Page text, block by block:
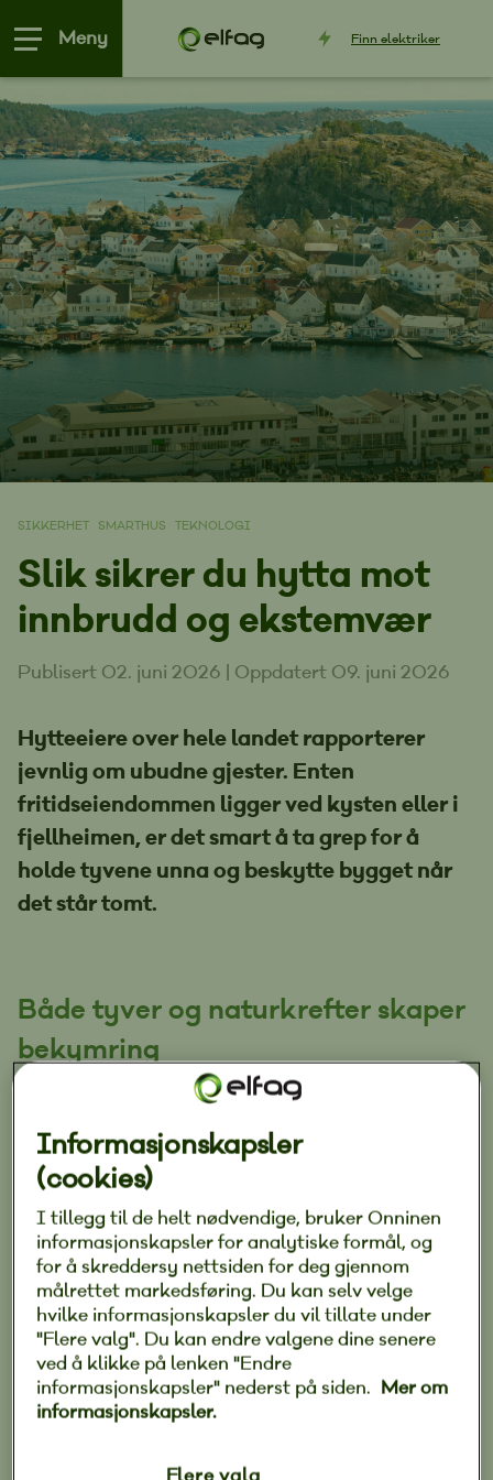
Meny Finn elektriker
SIKKERHET SMARTHUS TEKNOLOGI
Slik sikrer du hytta mot
innbrudd og ekstemvær
Publisert 02. juni 2026 Oppdatert 09. juni 2026
Hytteeiere over hele landet rapporterer
jevnlig om ubudne gjester. Enten
fritidseiendommen ligger ved kysten eller i
fjellheimen, er det smart å ta grep for å
holde tyvene unna og beskytte bygget når
det står tomt.
Både tyver og naturkrefter skaper
bekymring
Det rapporteres jevnlig om hytteinnbrudd i både
skjærgården og i fjellheimen. Tyvene slår til både
i den mørke årstiden og i sommermånedene når
fjellhyttene står tomme, og det stjeles alt fra
påhengsmotorer og båter til verktøy og dyre
utemøbler.
Likevel er det ikke bare tyver hytteeiere
bekymrer seg for når de ikke er til stede. Uroen
for skader forårsaket av vannlekkasjer, frost eller
et stadig mer uforutsigbart ekstremvær er også
økende. Moderne alarm- og
Informasjonskapsler
(cookies)
I tillegg til de helt nødvendige, bruker Onninen
informasjonskapsler for analytiske formål, og
for å skreddersy nettsiden for deg gjennom
målrettet markedsføring. Du kan selv velge
hvilke informasjonskapsler du vil tillate under
"Flere valg". Du kan endre valgene dine senere
ved å klikke på lenken "Endre
informasjonskapsler" nederst på siden. Mer om
informasjonskapsler.
Flere valg